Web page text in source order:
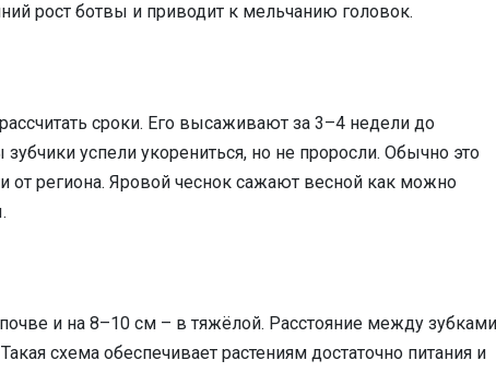
рост ботвы и приводит к мельчанию головок.
сроки. Его высаживают за 3–4 недели до
успели укорениться, но не проросли. Обычно это
от региона. Яровой чеснок сажают весной как можно
и на 8–10 см – в тяжёлой. Расстояние между
схема обеспечивает растениям достаточно питания и